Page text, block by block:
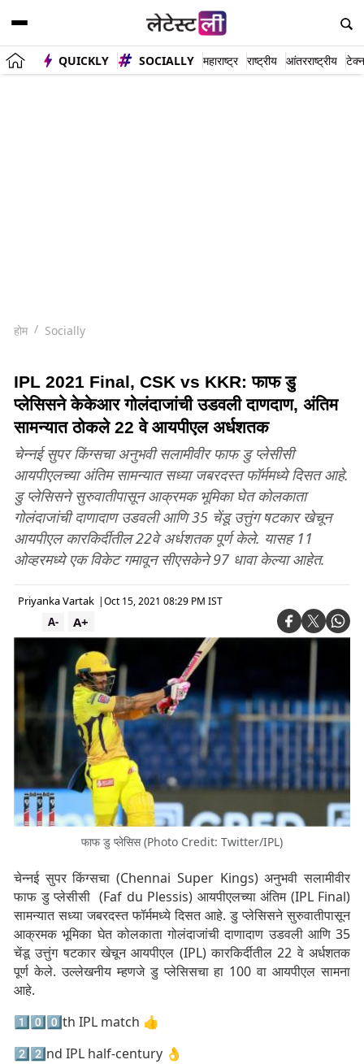
QUICKLY SOCIALLY महाराष्ट्र राष्ट्रीय आंतरराष्ट्रीय
होम Socially
IPL 2021 Final, CSK vs KKR: फाफ डु
प्लेसिसने केकेआर गोलंदाजांची उडवली दाणदाण, अंतिम
सामन्यात ठोकले 22 वे आयपीएल अर्धशतक
चेन्नई सुपर किंग्सचा अनुभवी सलामीवीर फाफ डु प्लेसीसी
आयपीएलच्या अंतिम सामन्यात सध्या जबरदस्त फॉर्ममध्ये दिसत आहे.
डु प्लेसिसने सुरुवातीपासून आक्रमक भूमिका घेत कोलकाता
गोलंदाजांची दाणादाण उडवली आणि 35 चेंडू उत्तुंग षटकार खेचून
आयपीएल कारकिर्दीतील 22वे अर्धशतक पूर्ण केले. यासह 11
ओव्हरमध्ये एक विकेट गमावून सीएसकेने 97 धावा केल्या आहेत.
Priyanka Vartak |Oct 15, 2021 08:29 PM IST
A+
A-
फाफ डु प्लेसिस (Photo Credit: Twitter/IPL)
चेन्नई सुपर किंग्सचा (Chennai Super Kings) अनुभवी सलामीवीर
फाफ डु प्लेसीसी (Faf du Plessis) आयपीएलच्या अंतिम (IPL Final)
सामन्यात सध्या जबरदस्त फॉर्ममध्ये दिसत आहे. डु प्लेसिसने सुरुवातीपासून
आक्रमक भूमिका घेत कोलकाता गोलंदाजांची दाणादाण उडवली आणि 35
चेंडू उत्तुंग षटकार खेचून आयपीएल (IPL) कारकिर्दीतील 22 वे अर्धशतक
पूर्ण केले. उल्लेखनीय म्हणजे डु प्लेसिसचा हा 100 वा आयपीएल सामना
आहे.
1⃣0⃣0⃣th IPL match 👍
2⃣2⃣nd IPL half-century 👌